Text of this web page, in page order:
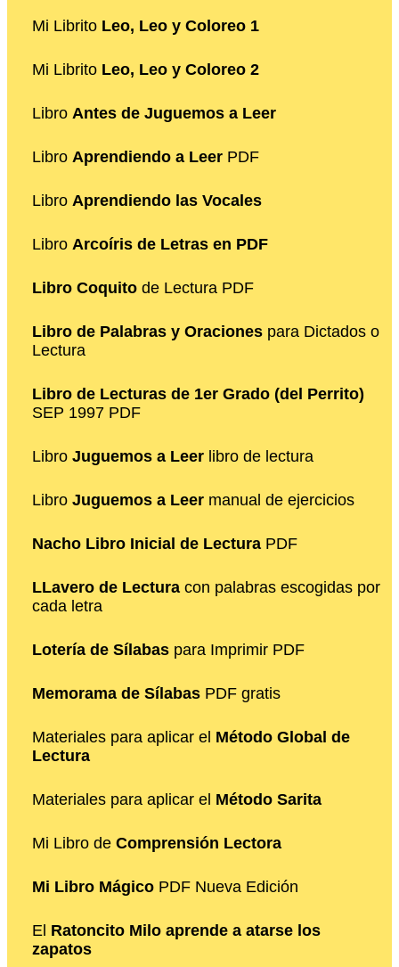
Mi Librito Leo, Leo y Coloreo 1
Mi Librito Leo, Leo y Coloreo 2
Libro Antes de Juguemos a Leer
Libro Aprendiendo a Leer PDF
Libro Aprendiendo las Vocales
Libro Arcoíris de Letras en PDF
Libro Coquito de Lectura PDF
Libro de Palabras y Oraciones para Dictados o
Lectura
Libro de Lecturas de 1er Grado (del Perrito)
SEP 1997 PDF
Libro Juguemos a Leer libro de lectura
Libro Juguemos a Leer manual de ejercicios
Nacho Libro Inicial de Lectura PDF
LLavero de Lectura con palabras escogidas por
cada letra
Lotería de Sílabas para Imprimir PDF
Memorama de Sílabas PDF gratis
Materiales para aplicar el Método Global de
Lectura
Materiales para aplicar el Método Sarita
Mi Libro de Comprensión Lectora
Mi Libro Mágico PDF Nueva Edición
El Ratoncito Milo aprende a atarse los
zapatos